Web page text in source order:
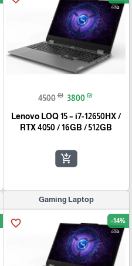
4500 ₪ 3800 ₪
Lenovo LOQ 15 – i7-12650HX /
RTX 4050 / 16GB / 512GB
add_shopping_cart
Gaming Laptop
favorite_border -14%